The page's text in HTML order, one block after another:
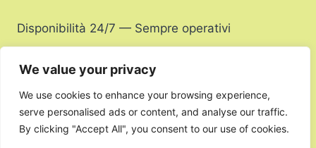
We value your privacy
We use cookies to enhance your browsing experience,
serve personalised ads or content, and analyse our traffic.
By clicking "Accept All", you consent to our use of cookies.
Disponibilità 24/7 — Sempre operativi
Copyright Infissi di Porosnicu Laurentiu © 2026 |
All Rights Reserved | P.IVA16638661005| E-